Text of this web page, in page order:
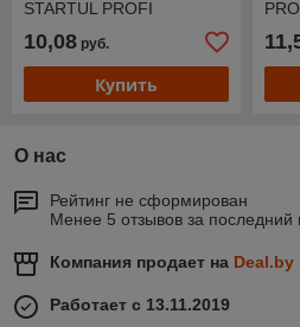
STARTUL PROFI
10,08 руб.
Купить
О нас
Рейтинг не сформирован
Менее 5 отзывов за последний
Компания продает на Deal.by
Работает с 13.11.2019